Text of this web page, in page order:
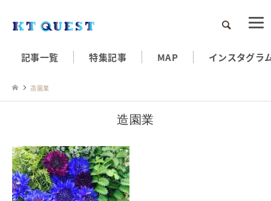
検索
記事一覧 特集記事 MAP インスタグラ
造園業
造園業